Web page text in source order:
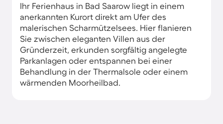
Ihr Ferienhaus in Bad Saarow liegt in einem
anerkannten Kurort direkt am Ufer des
malerischen Scharmützelsees. Hier flanieren
Sie zwischen eleganten Villen aus der
Gründerzeit, erkunden sorgfältig angelegte
Parkanlagen oder entspannen bei einer
Behandlung in der Thermalsole oder einem
wärmenden Moorheilbad.